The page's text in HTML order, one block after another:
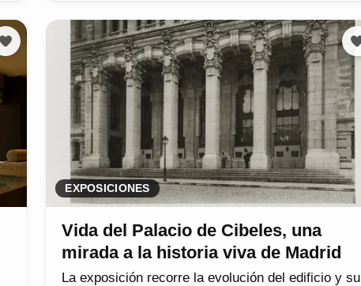
EXPOSICIONES
Vida del Palacio de Cibeles, una
mirada a la historia viva de Madrid
La exposición recorre la evolución del edificio y su